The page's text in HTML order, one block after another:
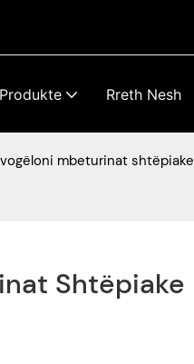
Produkte Rreth Nesh
mbeturinat shtëpiake
Shtëpiake